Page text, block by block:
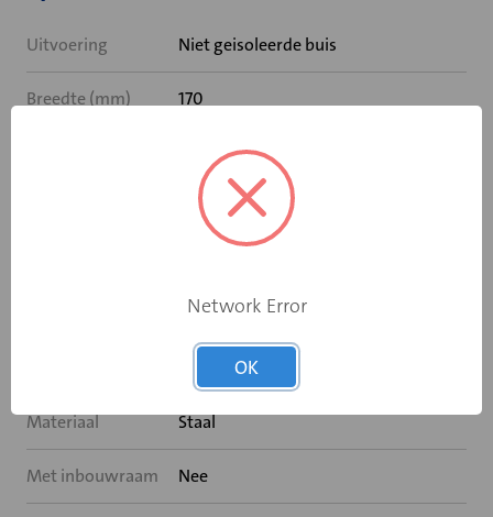
Uitvoering Niet geisoleerde buis
Breedte (mm) 170
Nee
Nee
Materiaal Staal
Met inbouwraam Nee
Network Error
OK